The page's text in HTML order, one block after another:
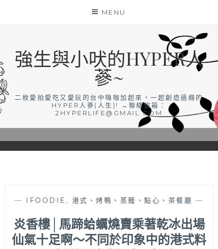
MENU
強生與小吠的HYPER人
蔘~
二枚愛拍愛吃又愛玩的台中嗨咖加起來，一起創造過癮的
HYPER人蔘(人生)! →聯絡信箱：
2HYPERLIFE@GMAIL.COM
— IFOODIE , 港式、烤鴨、蒸籠、點心、茶餐廳 —
炎香樓│馬蹄蛤蠣燒賣乘著乾冰出場
仙氣十足啊～不同於印象中的港式料